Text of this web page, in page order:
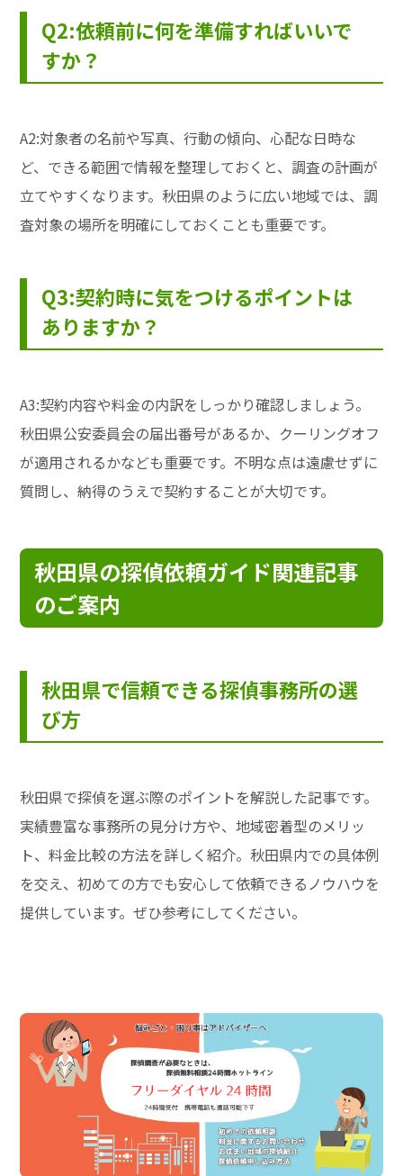
Q2:依頼前に何を準備すればいいで
すか？
A2:対象者の名前や写真、行動の傾向、心配な日時な
ど、できる範囲で情報を整理しておくと、調査の計画が
立てやすくなります。秋田県のように広い地域では、調
査対象の場所を明確にしておくことも重要です。
Q3:契約時に気をつけるポイントは
ありますか？
A3:契約内容や料金の内訳をしっかり確認しましょう。
秋田県公安委員会の届出番号があるか、クーリングオフ
が適用されるかなども重要です。不明な点は遠慮せずに
質問し、納得のうえで契約することが大切です。
秋田県の探偵依頼ガイド関連記事
のご案内
秋田県で信頼できる探偵事務所の選
び方
秋田県で探偵を選ぶ際のポイントを解説した記事です。
実績豊富な事務所の見分け方や、地域密着型のメリッ
ト、料金比較の方法を詳しく紹介。秋田県内での具体例
を交え、初めての方でも安心して依頼できるノウハウを
提供しています。ぜひ参考にしてください。